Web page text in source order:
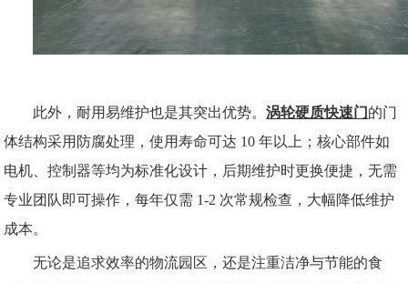
此外，耐用易维护也是其突出优势。涡轮硬质快速门 的门
体结构采用防腐处理，使用寿命可达 10 年以上；核心部件如
电机、控制器等均为标准化设计，后期维护时更换便捷，无需
专业团队即可操作，每年仅需 1-2 次常规检查，大幅降低维护
成本。​
无论是追求效率的物流园区，还是注重洁净与节能的食